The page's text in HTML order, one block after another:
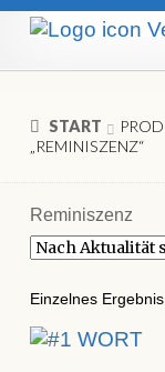
Zur
Navigation
springen
Zum
Inhalt
springen
About
Versand &
Aktuell
START
„REMINISZENZ“
Reminiszenz
Einzelnes